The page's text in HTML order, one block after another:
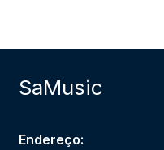
SaMusic
Endereço: